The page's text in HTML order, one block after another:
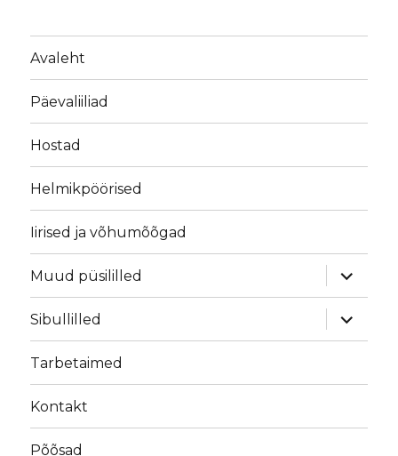
Avaleht
Päevaliiliad
Hostad
Helmikpöörised
Iirised ja võhumõõgad
Muud püsililled
laienda
Sibullilled
laienda
Tarbetaimed
Kontakt
Põõsad